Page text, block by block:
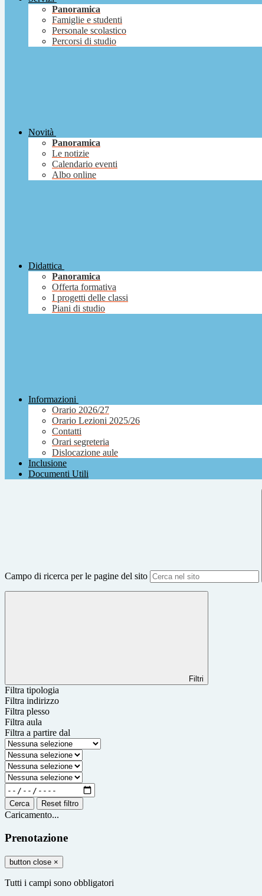
Panoramica
Famiglie e studenti
Personale scolastico
Percorsi di studio
Novità
Panoramica
Le notizie
Calendario eventi
Albo online
Didattica
Panoramica
Offerta formativa
I progetti delle classi
Piani di studio
Informazioni
Orario 2026/27
Orario Lezioni 2025/26
Contatti
Orari segreteria
Dislocazione aule
Inclusione
Documenti Utili
Campo di ricerca per le pagine del sito
Filtri
Filtra tipologia
Filtra indirizzo
Filtra plesso
Filtra aula
Filtra a partire dal
Cerca Reset filtro
Caricamento...
Prenotazione
button close ×
Tutti i campi sono obbligatori